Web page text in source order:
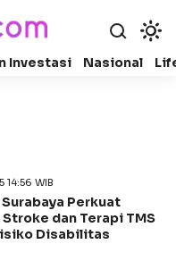
Investasi Nasional
14:56 WIB
Perkuat
Stroke dan Terapi TMS
Disabilitas